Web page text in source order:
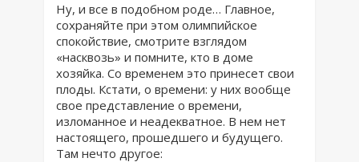
Ну, и все в подобном роде… Главное,
сохраняйте при этом олимпийское
спокойствие, смотрите взглядом
«насквозь» и помните, кто в доме
хозяйка. Со временем это принесет свои
плоды. Кстати, о времени: у них вообще
свое представление о времени,
изломанное и неадекватное. В нем нет
настоящего, прошедшего и будущего.
Там нечто другое: